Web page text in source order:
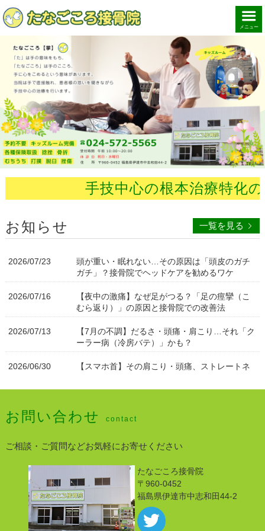
メニュー
手技中心の根本治療特化
お知らせ 一覧を見る
2026/07/23
頭が重い・眠れない…その原因は「頭皮のガチ
ガチ」？接骨院でヘッドケアを勧めるワケ
2026/07/16
【夜中の激痛】なぜ足がつる？「足の痙攣（こ
むら返り）」の原因と接骨院での改善法
2026/07/13
【7月の不調】だるさ・頭痛・肩こり…それ「ク
ーラー病（冷房バテ）」かも？
2026/06/30
【スマホ首】その肩こり・頭痛、ストレートネ
2026/06/21
【足のむくみ・冷えに】接骨院の「炭酸フット
2026/05/20
【やる気が出ない…は身体のサイン？】整骨院
でできる「五月病」を長引かせないための心身
ケア
お問い合わせ contact
ご相談・ご質問などお気軽にお寄せください
たなごころ接骨院
〒960-0452
福島県伊達市中志和田44-2